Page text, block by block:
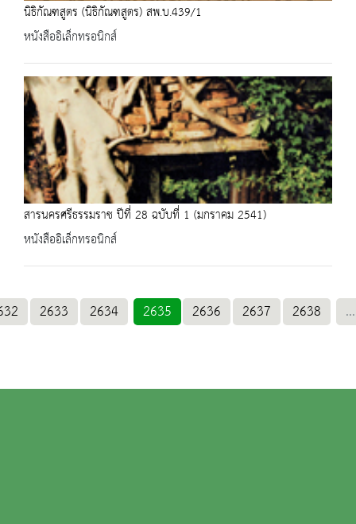
นิธิกัณฑสูตร (นิธิกัณฑสูตร) สพ.บ.439/1
หนังสืออิเล็กทรอนิกส์
สารนครศรีธรรมราช ปีที่ 28 ฉบับที่ 1 (มกราคม 2541)
หนังสืออิเล็กทรอนิกส์
2633 2634 2635 2636 2637 2638 ...